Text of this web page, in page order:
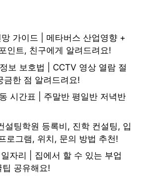
가이드 | 메타버스 산업영향 +
인트, 친구에게 알려드려요!
보 보호법 | CCTV 영상 열람 절
금한 점 알려드려요!
시간표 | 주말반 평일반 저녁반
설팅학원 등록비, 진학 컨설팅, 입
로그램, 위치, 문의 방법 추천!
자리 | 집에서 할 수 있는 부업
공유해요!